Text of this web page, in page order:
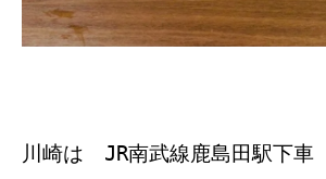
川崎は JR南武線鹿島田駅下